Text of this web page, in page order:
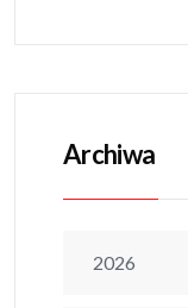
Archiwa
2026